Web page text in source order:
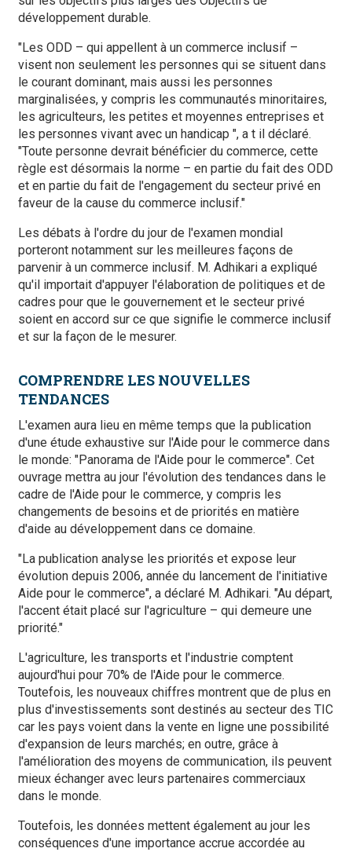
développement durable.
"Les ODD – qui appellent à un commerce inclusif –
visent non seulement les personnes qui se situent dans
le courant dominant, mais aussi les personnes
marginalisées, y compris les communautés minoritaires,
les agriculteurs, les petites et moyennes entreprises et
les personnes vivant avec un handicap ", a t il déclaré.
"Toute personne devrait bénéficier du commerce, cette
règle est désormais la norme – en partie du fait des ODD
et en partie du fait de l'engagement du secteur privé en
faveur de la cause du commerce inclusif."
Les débats à l'ordre du jour de l'examen mondial
porteront notamment sur les meilleures façons de
parvenir à un commerce inclusif. M. Adhikari a expliqué
qu'il importait d'appuyer l'élaboration de politiques et de
cadres pour que le gouvernement et le secteur privé
soient en accord sur ce que signifie le commerce inclusif
et sur la façon de le mesurer.
COMPRENDRE LES NOUVELLES
TENDANCES
L'examen aura lieu en même temps que la publication
d'une étude exhaustive sur l'Aide pour le commerce dans
le monde: "Panorama de l'Aide pour le commerce". Cet
ouvrage mettra au jour l'évolution des tendances dans le
cadre de l'Aide pour le commerce, y compris les
changements de besoins et de priorités en matière
d'aide au développement dans ce domaine.
"La publication analyse les priorités et expose leur
évolution depuis 2006, année du lancement de l'initiative
Aide pour le commerce", a déclaré M. Adhikari. "Au départ,
l'accent était placé sur l'agriculture – qui demeure une
priorité."
L'agriculture, les transports et l'industrie comptent
aujourd'hui pour 70% de l'Aide pour le commerce.
Toutefois, les nouveaux chiffres montrent que de plus en
plus d'investissements sont destinés au secteur des TIC
car les pays voient dans la vente en ligne une possibilité
d'expansion de leurs marchés; en outre, grâce à
l'amélioration des moyens de communication, ils peuvent
mieux échanger avec leurs partenaires commerciaux
dans le monde.
Toutefois, les données mettent également au jour les
conséquences d'une importance accrue accordée au